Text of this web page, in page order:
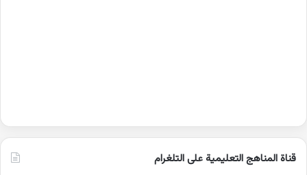
قناة المناهج التعليمية على التلغرام